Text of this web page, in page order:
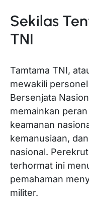
Sekilas
TNI
Tamtama TNI,
mewakili
Bersenjata
memainkan
keamanan
kemanusiaan,
nasional.
terhormat ini
pemahaman
militer.